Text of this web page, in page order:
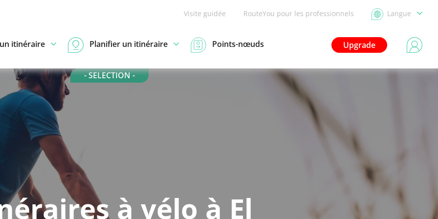
Visite guidée RouteYou pour les professionnels Langue
Upgrade
itinéraire Planifier un itinéraire Points-nœuds
- SELECTION -
à vélo à El